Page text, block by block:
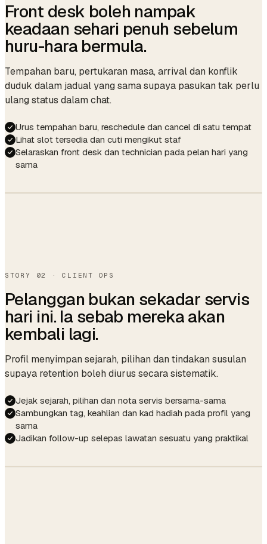
Front desk boleh nampak
keadaan sehari penuh sebelum
huru-hara bermula.
Tempahan baru, pertukaran masa, arrival dan konflik
duduk dalam jadual yang sama supaya pasukan tak perlu
ulang status dalam chat.
Urus tempahan baru, reschedule dan cancel di satu tempat
Lihat slot tersedia dan cuti mengikut staf
Selaraskan front desk dan technician pada pelan hari yang
sama
STORY 02 · CLIENT OPS
Pelanggan bukan sekadar servis
hari ini. Ia sebab mereka akan
kembali lagi.
Profil menyimpan sejarah, pilihan dan tindakan susulan
supaya retention boleh diurus secara sistematik.
Jejak sejarah, pilihan dan nota servis bersama-sama
Sambungkan tag, keahlian dan kad hadiah pada profil yang
sama
Jadikan follow-up selepas lawatan sesuatu yang praktikal